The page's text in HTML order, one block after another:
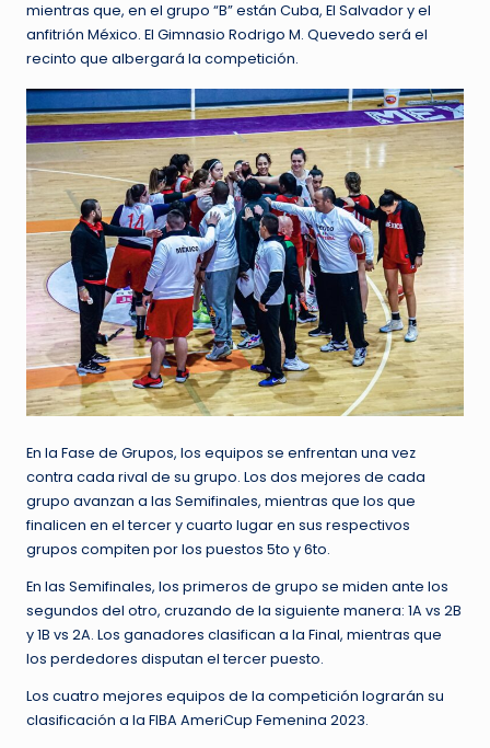
mientras que, en el grupo “B” están Cuba, El Salvador y el
anfitrión México. El Gimnasio Rodrigo M. Quevedo será el
recinto que albergará la competición.
En la Fase de Grupos, los equipos se enfrentan una vez
contra cada rival de su grupo. Los dos mejores de cada
grupo avanzan a las Semifinales, mientras que los que
finalicen en el tercer y cuarto lugar en sus respectivos
grupos compiten por los puestos 5to y 6to.
En las Semifinales, los primeros de grupo se miden ante los
segundos del otro, cruzando de la siguiente manera: 1A vs 2B
y 1B vs 2A. Los ganadores clasifican a la Final, mientras que
los perdedores disputan el tercer puesto.
Los cuatro mejores equipos de la competición lograrán su
clasificación a la FIBA AmeriCup Femenina 2023.